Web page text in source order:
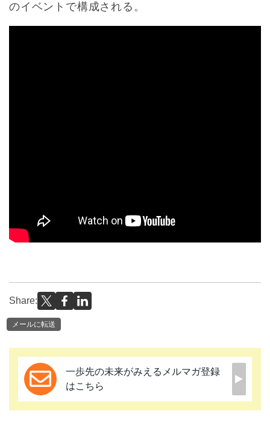
のイベントで構成される。
Share:
メールに転送
一歩先の未来がみえるメルマガ登録
はこちら